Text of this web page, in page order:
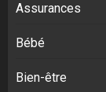
Assurances
Bébé
Bien-être